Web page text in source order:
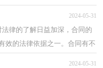
2024-05-31
律的了解日益加深，合同的
效的法律依据之一。合同有不
2024-05-31